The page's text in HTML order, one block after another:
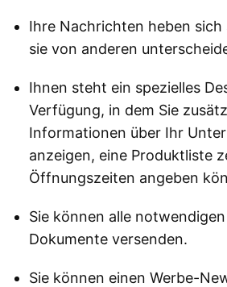
Ihre Nachrichten heben sich
sie von anderen
Ihnen steht ein spezielles
Verfügung, in dem Sie
Informationen über Ihr
anzeigen, eine Produktliste
Öffnungszeiten angeben
Sie können alle
Dokumente versenden.
Sie können einen Werbe-